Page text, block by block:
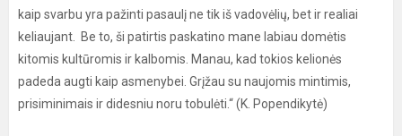
kaip svarbu yra pažinti pasaulį ne tik iš vadovėlių, bet ir realiai
keliaujant. Be to, ši patirtis paskatino mane labiau domėtis
kitomis kultūromis ir kalbomis. Manau, kad tokios kelionės
padeda augti kaip asmenybei. Grįžau su naujomis mintimis,
prisiminimais ir didesniu noru tobulėti.“ (K. Popendikytė)